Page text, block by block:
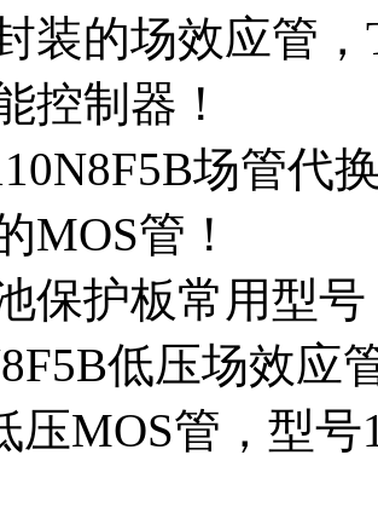
装的场效应管
控制器！
场管代
MOS管！
保护板常用型
低压场效应
压MOS管，型